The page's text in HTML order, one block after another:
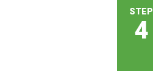
STEP
4